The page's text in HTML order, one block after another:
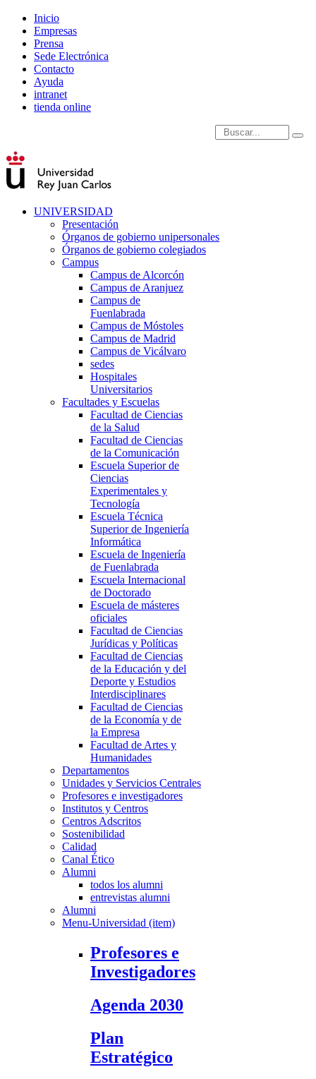
Inicio
Empresas
Prensa
Sede Electrónica
Contacto
Ayuda
intranet
tienda online
Introduce términos de
UNIVERSIDAD
Presentación
Órganos de gobierno unipersonales
Órganos de gobierno colegiados
Campus
Campus de Alcorcón
Campus de Aranjuez
Campus de
Fuenlabrada
Campus de Móstoles
Campus de Madrid
Campus de Vicálvaro
sedes
Hospitales
Universitarios
Facultades y Escuelas
Facultad de Ciencias
de la Salud
Facultad de Ciencias
de la Comunicación
Escuela Superior de
Ciencias
Experimentales y
Tecnología
Escuela Técnica
Superior de Ingeniería
Informática
Escuela de Ingeniería
de Fuenlabrada
Escuela Internacional
de Doctorado
Escuela de másteres
oficiales
Facultad de Ciencias
Jurídicas y Políticas
Facultad de Ciencias
de la Educación y del
Deporte y Estudios
Interdisciplinares
Facultad de Ciencias
de la Economía y de
la Empresa
Facultad de Artes y
Humanidades
Departamentos
Unidades y Servicios Centrales
Profesores e investigadores
Institutos y Centros
Centros Adscritos
Sostenibilidad
Calidad
Canal Ético
Alumni
todos los alumni
entrevistas alumni
Alumni
Menu-Universidad (item)
Profesores e
Investigadores
Agenda 2030
Plan
Estratégico